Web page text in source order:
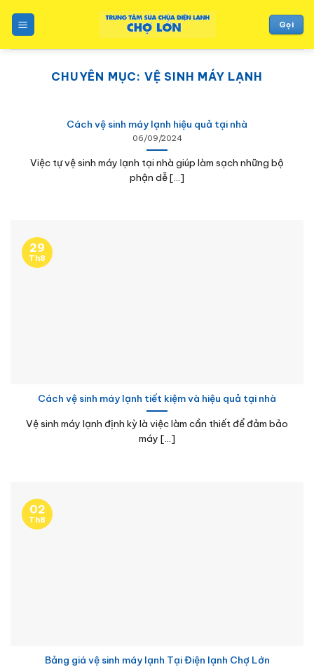
content
Gọi
CHUYÊN MỤC: VỆ SINH MÁY LẠNH
Cách vệ sinh máy lạnh hiệu quả tại nhà
06/09/2024
Việc tự vệ sinh máy lạnh tại nhà giúp làm sạch những bộ
phận dễ [...]
Cách vệ sinh máy lạnh tiết kiệm và hiệu quả tại nhà
Vệ sinh máy lạnh định kỳ là việc làm cần thiết để đảm bảo
máy [...]
29
Th8
Bảng giá vệ sinh máy lạnh Tại Điện lạnh Chợ Lớn
02
Th8